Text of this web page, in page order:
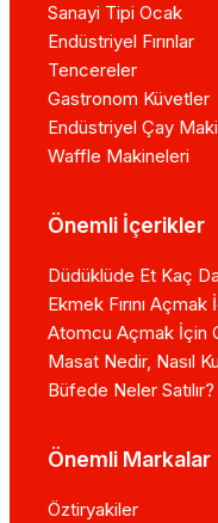
Sanayi Tipi Ocak
Endüstriyel Fırınlar
Tencereler
Gastronom Küvetler
Endüstriyel Çay
Waffle Makineleri
Önemli İçerikler
Düdüklüde Et Kaç
Ekmek Fırını
Atomcu Açmak İçin
Masat Nedir, Nasıl
Büfede Neler Satılır?
Önemli Markalar
Öztiryakiler